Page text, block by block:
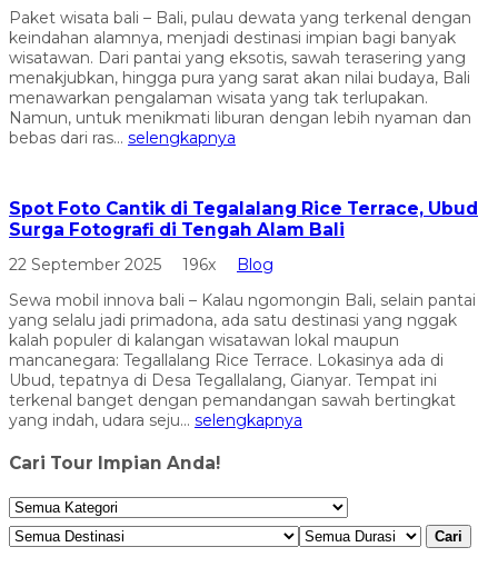
Paket wisata bali – Bali, pulau dewata yang terkenal dengan
keindahan alamnya, menjadi destinasi impian bagi banyak
wisatawan. Dari pantai yang eksotis, sawah terasering yang
menakjubkan, hingga pura yang sarat akan nilai budaya, Bali
menawarkan pengalaman wisata yang tak terlupakan.
Namun, untuk menikmati liburan dengan lebih nyaman dan
bebas dari ras... selengkapnya
Spot Foto Cantik di Tegalalang Rice Terrace, Ubud
Surga Fotografi di Tengah Alam Bali
22 September 2025 196x
Blog
Sewa mobil innova bali – Kalau ngomongin Bali, selain pantai
yang selalu jadi primadona, ada satu destinasi yang nggak
kalah populer di kalangan wisatawan lokal maupun
mancanegara: Tegallalang Rice Terrace. Lokasinya ada di
Ubud, tepatnya di Desa Tegallalang, Gianyar. Tempat ini
terkenal banget dengan pemandangan sawah bertingkat
yang indah, udara seju... selengkapnya
Cari Tour Impian Anda!
Cari